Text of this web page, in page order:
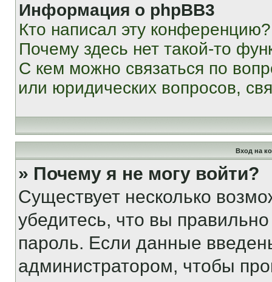
Информация о phpBB3
Кто написал эту конференцию?
Почему здесь нет такой-то
С кем можно связаться по
или юридических вопросов,
Вход на
» Почему я не могу войти?
Существует несколько
убедитесь, что вы
пароль. Если данные
администратором, чтобы